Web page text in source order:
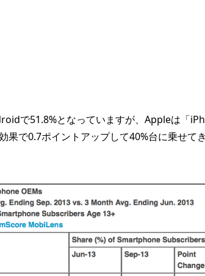
で51.8%となっていますが、Appleは「
果で0.7ポイントアップして40%台に乗せて